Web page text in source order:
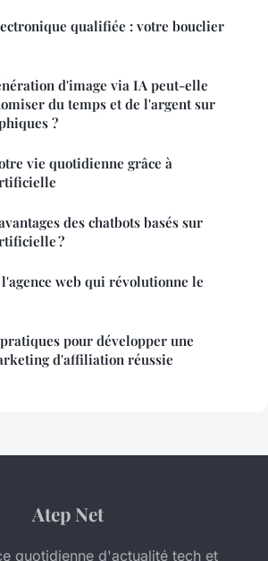
qualifiée : votre bouclier
d'image via IA peut-elle
du temps et de l'argent sur
?
vie quotidienne grâce à
des chatbots basés sur
?
web qui révolutionne le
pour développer une
d'affiliation réussie
Atep Net
quotidienne d'actualité tech et